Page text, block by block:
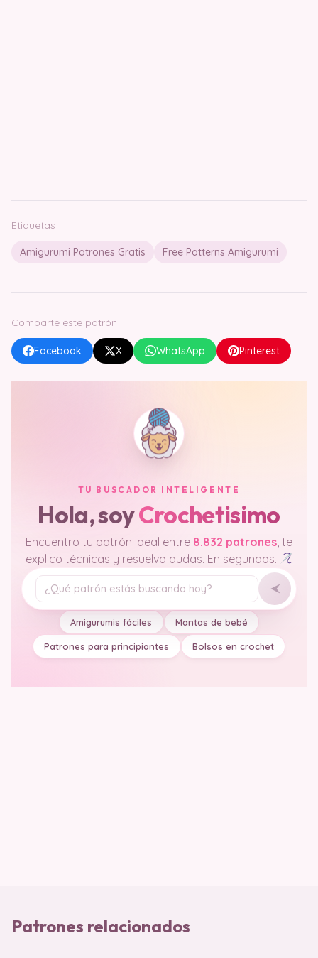
Etiquetas
Amigurumi Patrones Gratis Free Patterns Amigurumi
Comparte este patrón
Facebook X WhatsApp Pinterest
TU BUSCADOR INTELIGENTE
Hola, soyCrochetisimo
Encuentro tu patrón ideal entre 8.832 patrones , te
explico técnicas y resuelvo dudas. En segundos.
Tu pregunta
Amigurumis fáciles Mantas de bebé
Patrones para principiantes Bolsos en crochet
Patrones relacionados